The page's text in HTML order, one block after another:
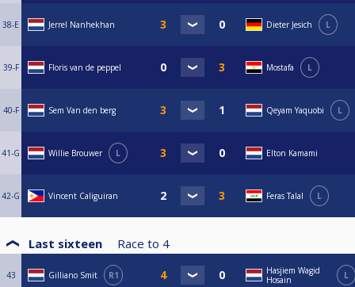
38-E Jerrel Nanhekhan Dieter Jesich L
39-F Floris van de peppel Mostafa L
40-F Sem Van den berg Qeyam Yaquobi L
41-G Willie Brouwer L Elton Kamami
42-G Vincent Caliguiran Feras Talal L
Last sixteen Race to 4
43 Gilliano Smit R1
Hasjiem Wagid
Hosain
L